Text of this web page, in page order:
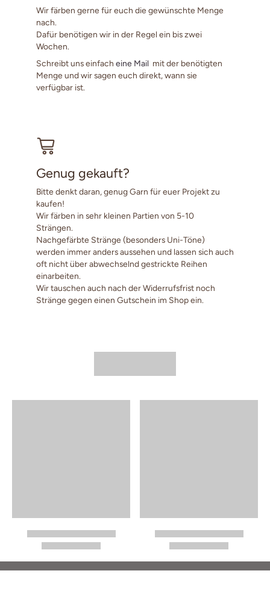
Wir färben gerne für euch die gewünschte Menge
nach.
Dafür benötigen wir in der Regel ein bis zwei
Wochen.
Schreibt uns einfach eine Mail mit der benötigten
Menge und wir sagen euch direkt, wann sie
verfügbar ist.
Genug gekauft?
Bitte denkt daran, genug Garn für euer Projekt zu
kaufen!
Wir färben in sehr kleinen Partien von 5-10
Strängen.
Nachgefärbte Stränge (besonders Uni-Töne)
werden immer anders aussehen und lassen sich auch
oft nicht über abwechselnd gestrickte Reihen
einarbeiten.
Wir tauschen auch nach der Widerrufsfrist noch
Stränge gegen einen Gutschein im Shop ein.